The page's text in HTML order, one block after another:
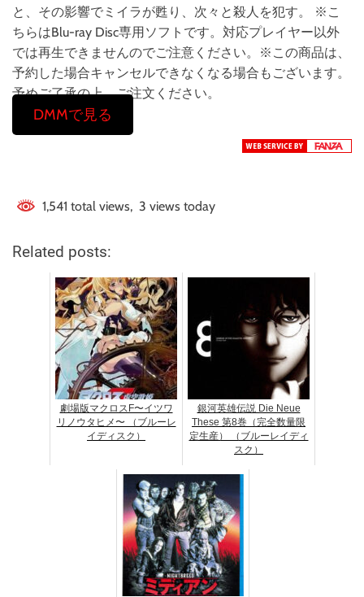
と、その影響でミイラが甦り、次々と殺人を犯す。 ※こ
ちらはBlu-ray Disc専用ソフトです。対応プレイヤー以外
では再生できませんのでご注意ください。※この商品は、
予約した場合キャンセルできなくなる場合もございます。
予めご了承の上、ご注文ください。
DMMで見る
1,541 total views, 3 views today
Related posts:
劇場版マクロスF〜イツワ
リノウタヒメ〜 （ブルーレ
イディスク）
銀河英雄伝説 Die Neue
These 第8巻（完全数量限
定生産） （ブルーレイディ
スク）